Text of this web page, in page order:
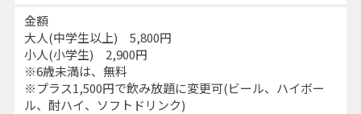
金額
大人(中学生以上) 5,800円
小人(小学生) 2,900円
※6歳未満は、無料
※プラス1,500円で飲み放題に変更可(ビール、ハイボー
ル、酎ハイ、ソフトドリンク)